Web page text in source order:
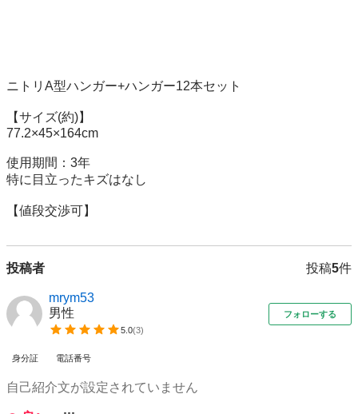
ニトリA型ハンガー+ハンガー12本セット
【サイズ(約)】
77.2×45×164cm
使用期間：3年
特に目立ったキズはなし
【値段交渉可】
投稿者 投稿5件
mrym53
男性
5.0(3)
フォローする
身分証 電話番号
自己紹介文が設定されていません